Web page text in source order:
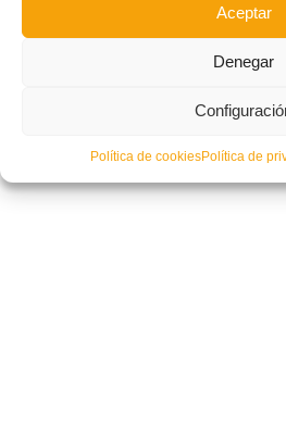
Aceptar
Denegar
Política de cookiesPolítica de